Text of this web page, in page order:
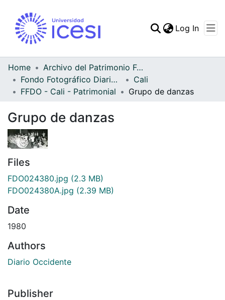
Statistics
Log In
Home
Archivo del Patrimonio Fotográfico y Fílmico del Valle del Cauca
Fondo Fotográfico Diario Occidente
Cali
FFDO - Cali - Patrimonial
Grupo de danzas
Grupo de danzas
Files
FDO024380.jpg (2.3 MB)
FDO024380A.jpg (2.39 MB)
Date
1980
Authors
Diario Occidente
Publisher